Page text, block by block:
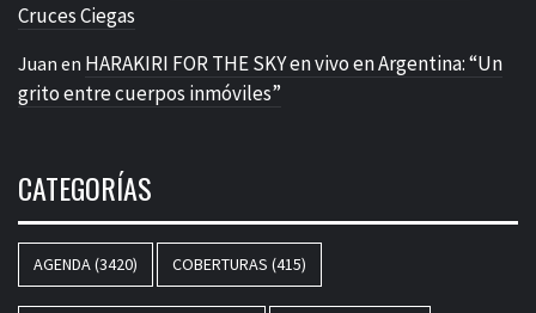
Cruces Ciegas
Juan en HARAKIRI FOR THE SKY en vivo en Argentina: “Un
grito entre cuerpos inmóviles”
CATEGORÍAS
AGENDA(3420) COBERTURAS (415)